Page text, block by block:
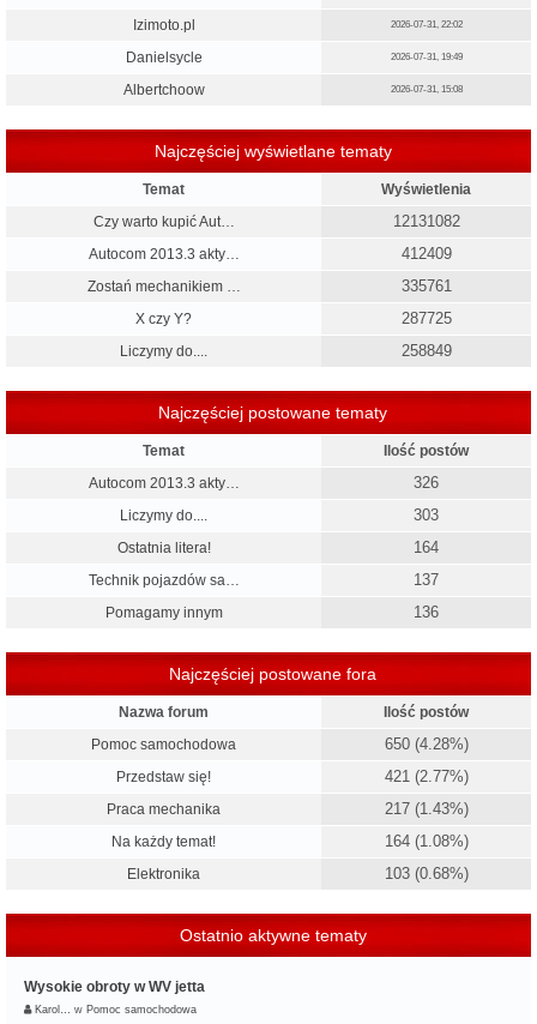
Izimoto.pl
2026-07-31, 22:02
Danielsycle 2026-07-31, 19:49
Albertchoow 2026-07-31, 15:08
Najczęściej wyświetlane tematy
Temat
Wyświetlenia
Czy warto kupić Aut…
12131082
Autocom 2013.3 akty… 412409
Zostań mechanikiem … 335761
X czy Y? 287725
Liczymy do.... 258849
Najczęściej postowane tematy
Temat
Ilość postów
Autocom 2013.3 akty…
326
Liczymy do.... 303
Ostatnia litera! 164
Technik pojazdów sa… 137
Pomagamy innym 136
Najczęściej postowane fora
Nazwa forum
Ilość postów
Pomoc samochodowa
650 (4.28%)
Przedstaw się! 421 (2.77%)
Praca mechanika 217 (1.43%)
Na każdy temat! 164 (1.08%)
Elektronika 103 (0.68%)
Ostatnio aktywne tematy
Wysokie obroty w WV jetta
Karol… w Pomoc samochodowa